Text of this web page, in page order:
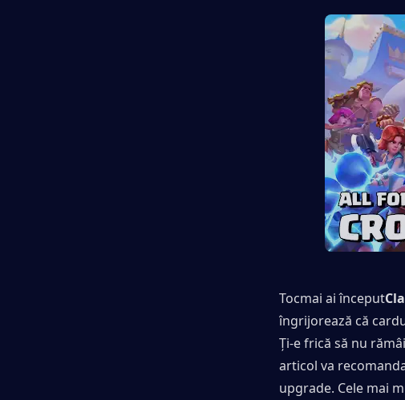
Tocmai ai început
îngrijorează că
Ți-e frică să nu
articol va
upgrade. Cele mai